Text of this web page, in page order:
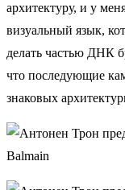
архитектуру, и у
визуальный язык,
делать частью ДНК
что последующие
знаковых